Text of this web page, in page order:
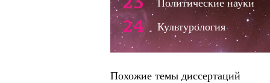
24 Культурология
Похожие темы диссертаций